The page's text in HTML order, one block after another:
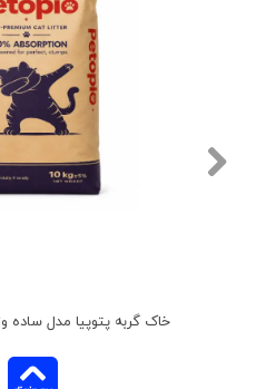
خاک گربه پتوپیا مدل ساده وزن ۱۰